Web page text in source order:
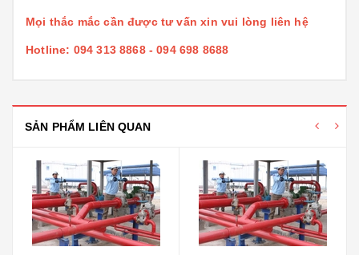
Mọi thắc mắc cần được tư vấn xin vui lòng liên hệ
Hotline: 094 313 8868 - 094 698 8688
SẢN PHẨM LIÊN QUAN